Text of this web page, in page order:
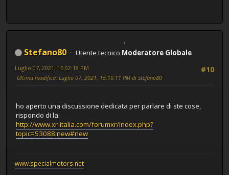
Stefano80 Utente tecnico Moderatore Globale
#10
Luglio 07, 2021, 15:02:18 PM
Ultima modifica: Luglio 07, 2021, 15:10:11 PM di Stefano80
ho aperto una discussione dedicata per parlare di ste cose,
rispondo di la:
http://www.xr-italia.com/forumxr/index.php?
topic=53088.new#new
www.specialmotors.net